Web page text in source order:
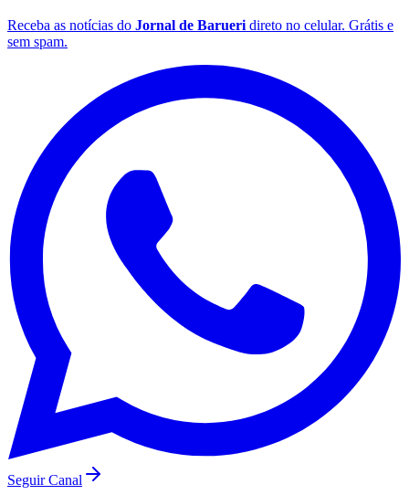
Grêmio
Receba as notícias do Jornal de Barueri direto no celular. Grátis e
sem spam.
Seguir Canal